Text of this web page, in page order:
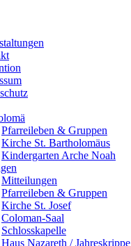
Pfarreileben & Gruppen
Kirche St. Bartholomäus
Kindergarten Arche Noah
Mitteilungen
Pfarreileben & Gruppen
Kirche St. Josef
Coloman-Saal
Schlosskapelle
Haus Nazareth / Jahreskrippe